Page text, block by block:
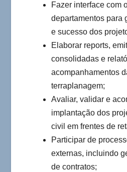
Fazer interface com
departamentos para
e sucesso dos
Elaborar reports,
consolidadas e
acompanhamentos
terraplanagem;
Avaliar, validar e
implantação dos
civil em frentes de
Participar de
externas, incluindo
de contratos;